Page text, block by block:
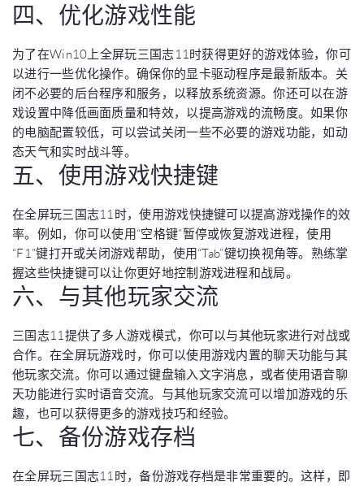
四、优化游戏性能
为了在Win10上全屏玩三国志11时获得更好的游戏体验，你可
以进行一些优化操作。确保你的显卡驱动程序是最新版本。关
闭不必要的后台程序和服务，以释放系统资源。你还可以在游
戏设置中降低画面质量和特效，以提高游戏的流畅度。如果你
的电脑配置较低，可以尝试关闭一些不必要的游戏功能，如动
态天气和实时战斗等。
五、使用游戏快捷键
在全屏玩三国志11时，使用游戏快捷键可以提高游戏操作的效
率。例如，你可以使用“空格键”暂停或恢复游戏进程，使用
“F1”键打开或关闭游戏帮助，使用“Tab”键切换视角等。熟练掌
握这些快捷键可以让你更好地控制游戏进程和战局。
六、与其他玩家交流
三国志11提供了多人游戏模式，你可以与其他玩家进行对战或
合作。在全屏玩游戏时，你可以使用游戏内置的聊天功能与其
他玩家交流。你可以通过键盘输入文字消息，或者使用语音聊
天功能进行实时语音交流。与其他玩家交流可以增加游戏的乐
趣，也可以获得更多的游戏技巧和经验。
七、备份游戏存档
在全屏玩三国志11时，备份游戏存档是非常重要的。这样，即